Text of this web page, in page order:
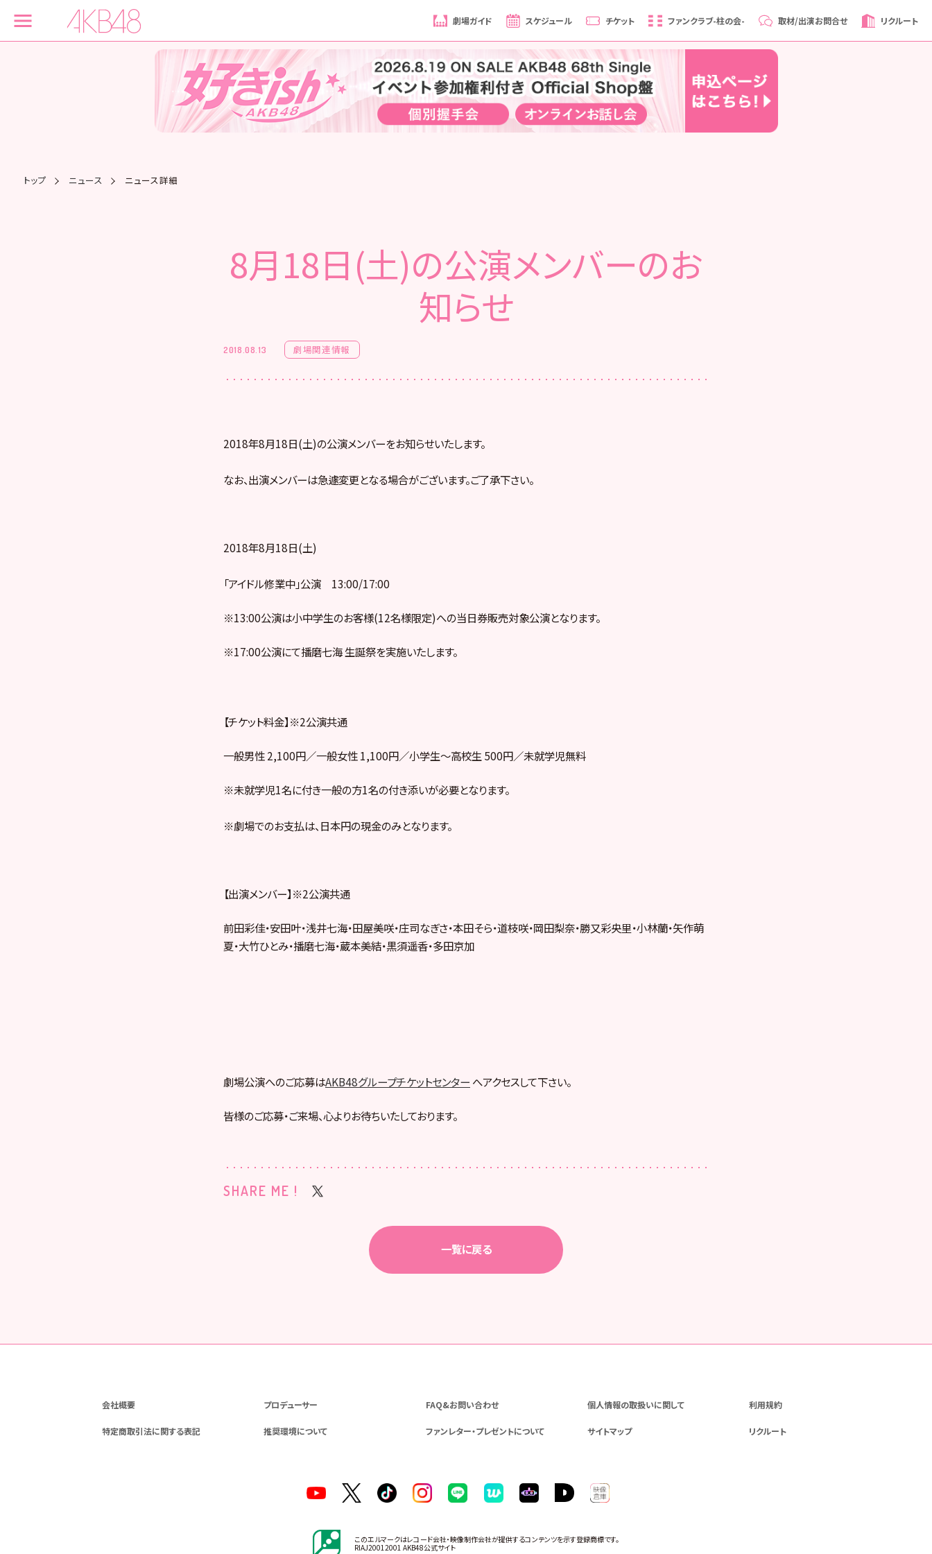
劇場ガイド スケジュール チケット ファンクラブ-柱の会- 取材/出演お問合せ リクルート
トップ ニュース ニュース詳細
8月18日(土)の公演メンバーのお
知らせ
2018.08.13 劇場関連情報
2018年8月18日(土)の公演メンバーをお知らせいたします。
なお、出演メンバーは急遽変更となる場合がございます。ご了承下さい。
2018年8月18日(土)
「アイドル修業中」公演 13:00/17:00
※13:00公演は小中学生のお客様(12名様限定)への当日券販売対象公演となります。
※17:00公演にて播磨七海 生誕祭を実施いたします。
【チケット料金】※2公演共通
一般男性 2,100円／一般女性 1,100円／小学生～高校生 500円／未就学児無料
※未就学児1名に付き一般の方1名の付き添いが必要となります。
※劇場でのお支払は、日本円の現金のみとなります。
【出演メンバー】※2公演共通
前田彩佳・安田叶・浅井七海・田屋美咲・庄司なぎさ・本田そら・道枝咲・岡田梨奈・勝又彩央里・小林蘭・矢作萌
夏・大竹ひとみ・播磨七海・蔵本美結・黒須遥香・多田京加
劇場公演へのご応募はAKB48グループチケットセンター へアクセスして下さい。
皆様のご応募・ご来場、心よりお待ちいたしております。
SHARE ME !
一覧に戻る
会社概要 プロデューサー FAQ&お問い合わせ 個人情報の取扱いに関して 利用規約
特定商取引法に関する表記 推奨環境について ファンレター・プレゼントについて サイトマップ リクルート
このエルマークはレコード会社・映像制作会社が提供するコンテンツを示す登録商標です。
RIAJ20012001 AKB48公式サイト